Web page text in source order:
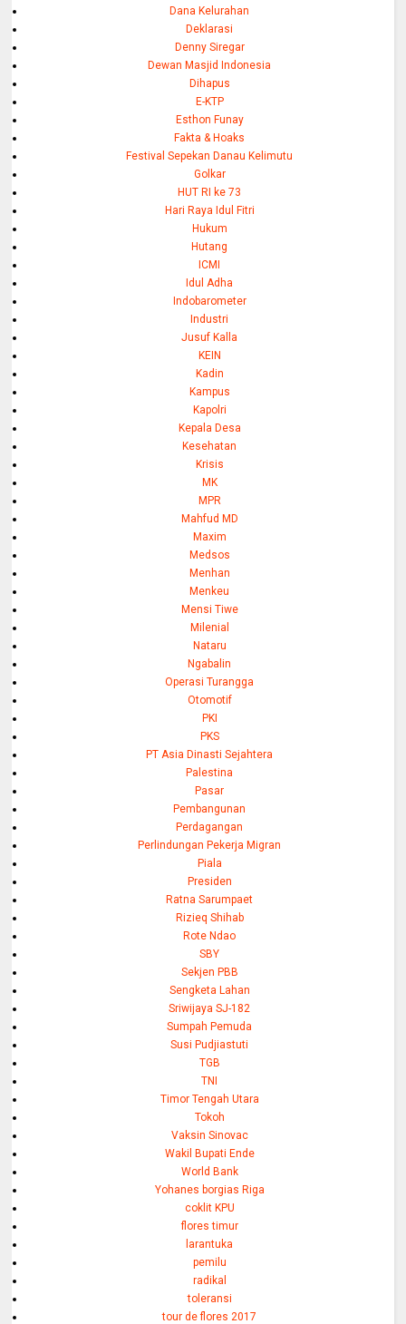
Dana Kelurahan
Deklarasi
Denny Siregar
Dewan Masjid Indonesia
Dihapus
E-KTP
Esthon Funay
Fakta & Hoaks
Festival Sepekan Danau Kelimutu
Golkar
HUT RI ke 73
Hari Raya Idul Fitri
Hukum
Hutang
ICMI
Idul Adha
Indobarometer
Industri
Jusuf Kalla
KEIN
Kadin
Kampus
Kapolri
Kepala Desa
Kesehatan
Krisis
MK
MPR
Mahfud MD
Maxim
Medsos
Menhan
Menkeu
Mensi Tiwe
Milenial
Nataru
Ngabalin
Operasi Turangga
Otomotif
PKI
PKS
PT Asia Dinasti Sejahtera
Palestina
Pasar
Pembangunan
Perdagangan
Perlindungan Pekerja Migran
Piala
Presiden
Ratna Sarumpaet
Rizieq Shihab
Rote Ndao
SBY
Sekjen PBB
Sengketa Lahan
Sriwijaya SJ-182
Sumpah Pemuda
Susi Pudjiastuti
TGB
TNI
Timor Tengah Utara
Tokoh
Vaksin Sinovac
Wakil Bupati Ende
World Bank
Yohanes borgias Riga
coklit KPU
flores timur
larantuka
pemilu
radikal
toleransi
tour de flores 2017